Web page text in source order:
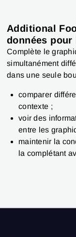
Additional
données
Complète le
simultanément
dans une seule
comparer
contexte ;
voir des
entre les
maintenir la
la complétant